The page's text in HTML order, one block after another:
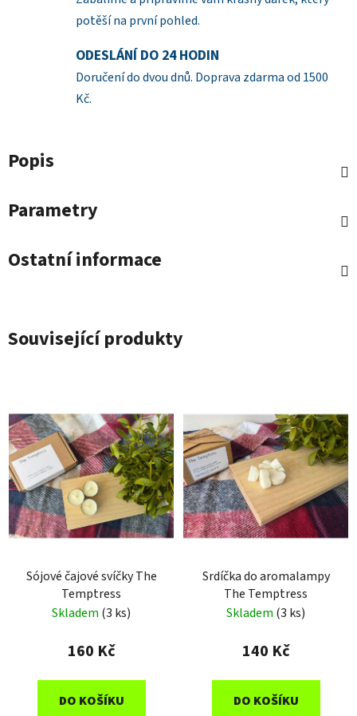
potěší na první pohled.
ODESLÁNÍ DO 24 HODIN
Doručení do dvou dnů. Doprava zdarma od 1500
Kč.
Popis
Parametry
Ostatní informace
Související produkty
Sójové čajové svíčky The
Temptress
Skladem (3 ks)
160 Kč
DO KOŠÍKU
Srdíčka do aromalampy
The Temptress
Skladem (3 ks)
140 Kč
DO KOŠÍKU